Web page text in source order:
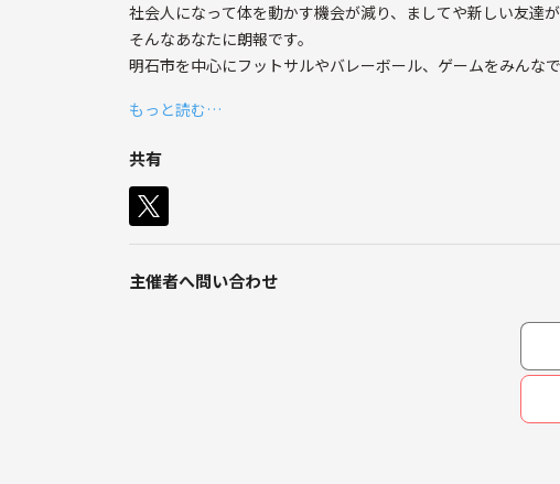
社会人になって体を動かす機会が減り、ましてや新しい友達
そんなあなたに朗報です。
明石市を中心にフットサルやバレーボール、ゲームをみんな
もっと読む…
共有
主催者へ問い合わせ